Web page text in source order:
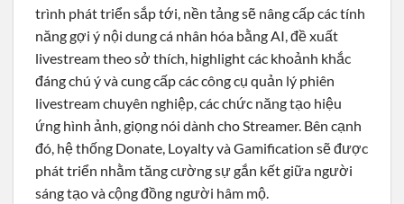
trình phát triển sắp tới, nền tảng sẽ nâng cấp các tính
năng gợi ý nội dung cá nhân hóa bằng AI, đề xuất
livestream theo sở thích, highlight các khoảnh khắc
đáng chú ý và cung cấp các công cụ quản lý phiên
livestream chuyên nghiệp, các chức năng tạo hiệu
ứng hình ảnh, giọng nói dành cho Streamer. Bên cạnh
đó, hệ thống Donate, Loyalty và Gamification sẽ được
phát triển nhằm tăng cường sự gắn kết giữa người
sáng tạo và cộng đồng người hâm mộ.